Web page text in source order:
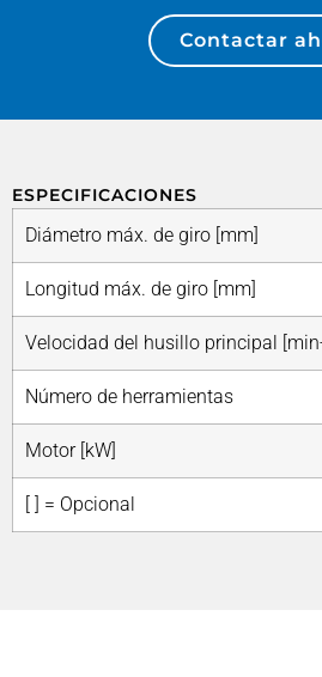
Contactar
ESPECIFICACIONES
Diámetro máx. de giro [mm]
Longitud máx. de giro [mm]
Velocidad del husillo principal
Número de herramientas
Motor [kW]
[ ] = Opcional